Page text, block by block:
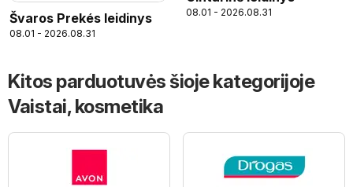
Švaros Prekés leidinys
08.01 - 2026.08.31
08.01 - 2026.08.31
Kitos parduotuvės šioje kategorijoje
Vaistai, kosmetika